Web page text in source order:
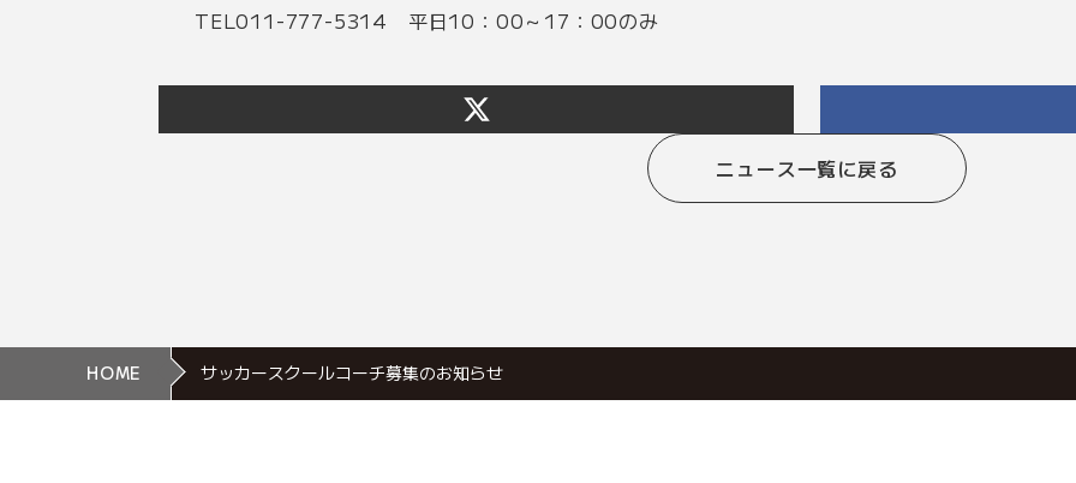
TEL011-777-5314 平日10：00～17：00のみ
ニュース一覧に戻る
HOME サッカースクールコーチ募集のお知らせ